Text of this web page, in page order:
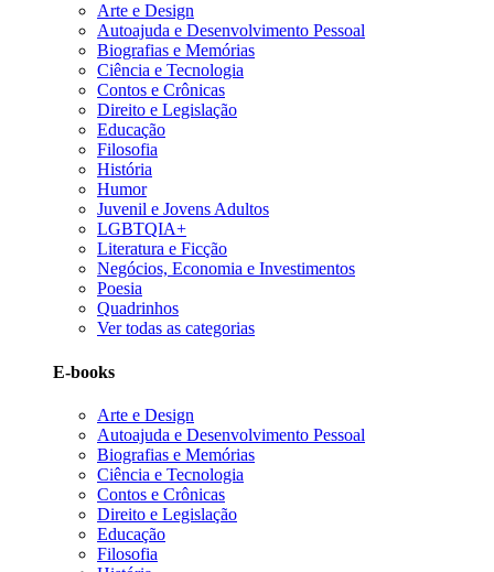
Arte e Design
Autoajuda e Desenvolvimento Pessoal
Biografias e Memórias
Ciência e Tecnologia
Contos e Crônicas
Direito e Legislação
Educação
Filosofia
História
Humor
Juvenil e Jovens Adultos
LGBTQIA+
Literatura e Ficção
Negócios, Economia e Investimentos
Poesia
Quadrinhos
Ver todas as categorias
E-books
Arte e Design
Autoajuda e Desenvolvimento Pessoal
Biografias e Memórias
Ciência e Tecnologia
Contos e Crônicas
Direito e Legislação
Educação
Filosofia